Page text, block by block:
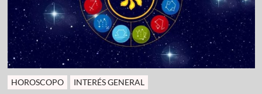
HOROSCOPO INTERÉS GENERAL